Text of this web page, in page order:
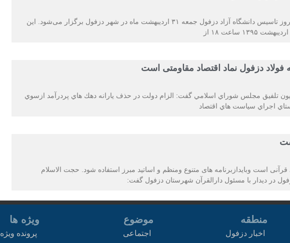
همایش پیاده‌روی به مناسب سالروز تاسیس دانشگاه آزاد دزفول جمعه ۳۱ اردیبهشت ماه در شهر دزفول برگزار می‌شود. این
فولاد دزفول نماد اقتصاد مقاومتی است
تلفيق مجلس شوراي اسلامي گفت: الزام دولت در حذف يارانه دهك هاي پردرآمد ازسوي
است وبایدازبرنامه های متنوع ومنظم و اساتید مبرز استفاده شود. حجت الاسلام
در دیدار با مسئول دارالقرآن شهرستان دزفول گفت:
منطقه
اخبار دزفول
موضوع
اجتماعی
ویژه ها
پرونده ویژه